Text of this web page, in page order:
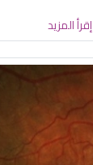
إقرأ المزيد